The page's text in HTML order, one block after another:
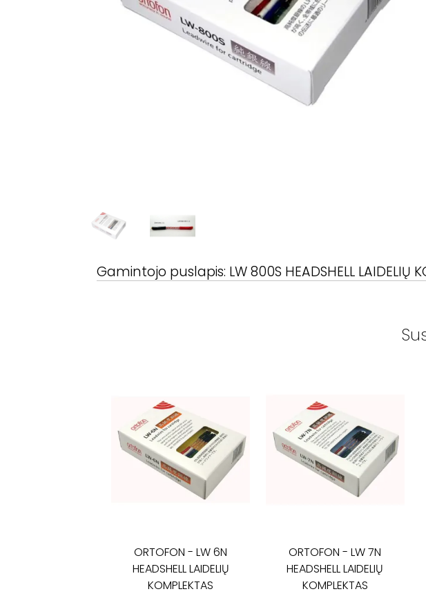
Gamintojo puslapis: LW 800S HEADSHELL LAIDELIŲ
ORTOFON -LW 6N
HEADSHELL LAIDELIŲ
KOMPLEKTAS
ORTOFON -LW 7N
HEADSHELL LAIDELIŲ
KOMPLEKTAS